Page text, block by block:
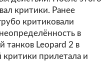
критики. Ранее
критиковали
в
танков Leopard 2 в
прилетала и